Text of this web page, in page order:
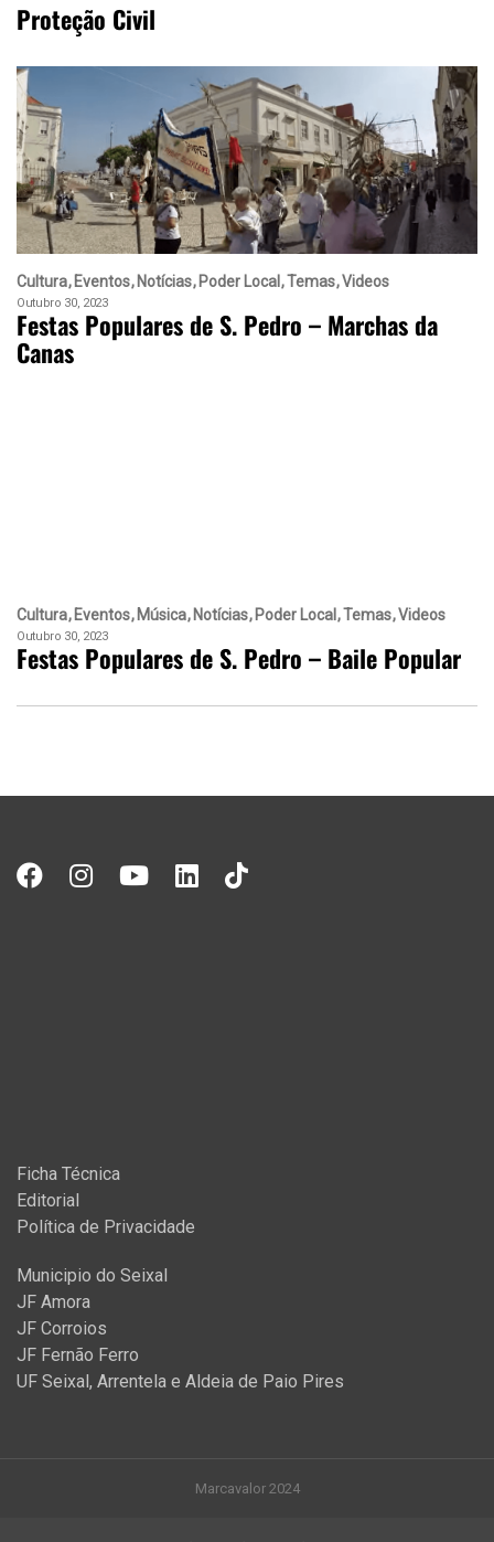
Proteção Civil
Cultura Eventos Notícias Poder Local Temas Videos
Outubro 30, 2023
Festas Populares de S. Pedro – Marchas da
Canas
Cultura Eventos Música Notícias Poder Local Temas Videos
Outubro 30, 2023
Festas Populares de S. Pedro – Baile Popular
Ficha Técnica
Editorial
Política de Privacidade
Municipio do Seixal
JF Amora
JF Corroios
JF Fernão Ferro
UF Seixal, Arrentela e Aldeia de Paio Pires
Marcavalor 2024